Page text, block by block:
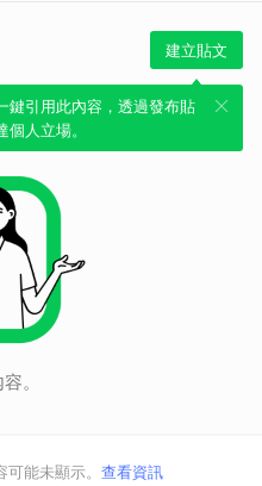
建立貼文
鍵引用此內容，透過發布貼
人立場。
。
能未顯示。 查看資訊